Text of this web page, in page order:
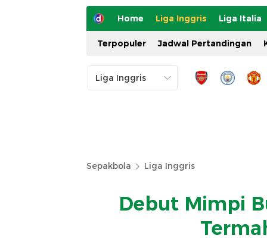
Home Liga Inggris Liga Italia
Terpopuler Jadwal Pertandingan
Sepakbola Liga Inggris
Debut Mimpi